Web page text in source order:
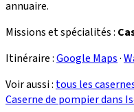
annuaire.
Missions et spécialités :
Itinéraire :Google Maps·
Voir aussi : tous les
Caserne de pompier dans